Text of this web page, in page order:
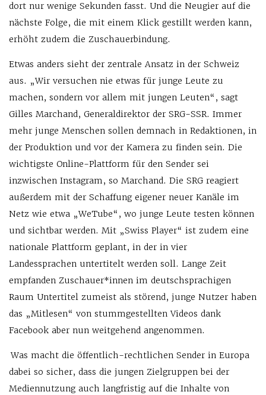
dort nur wenige Sekunden fasst. Und die Neugier auf die
nächste Folge, die mit einem Klick gestillt werden kann,
erhöht zudem die Zuschauerbindung.
Etwas anders sieht der zentrale Ansatz in der Schweiz
aus. „Wir versuchen nie etwas für junge Leute zu
machen, sondern vor allem mit jungen Leuten“, sagt
Gilles Marchand, Generaldirektor der SRG-SSR. Immer
mehr junge Menschen sollen demnach in Redaktionen, in
der Produktion und vor der Kamera zu finden sein. Die
wichtigste Online-Plattform für den Sender sei
inzwischen Instagram, so Marchand. Die SRG reagiert
außerdem mit der Schaffung eigener neuer Kanäle im
Netz wie etwa „WeTube“, wo junge Leute testen können
und sichtbar werden. Mit „Swiss Player“ ist zudem eine
nationale Plattform geplant, in der in vier
Landessprachen untertitelt werden soll. Lange Zeit
empfanden Zuschauer*innen im deutschsprachigen
Raum Untertitel zumeist als störend, junge Nutzer haben
das „Mitlesen“ von stummgestellten Videos dank
Facebook aber nun weitgehend angenommen.
Was macht die öffentlich-rechtlichen Sender in Europa
dabei so sicher, dass die jungen Zielgruppen bei der
Mediennutzung auch langfristig auf die Inhalte von